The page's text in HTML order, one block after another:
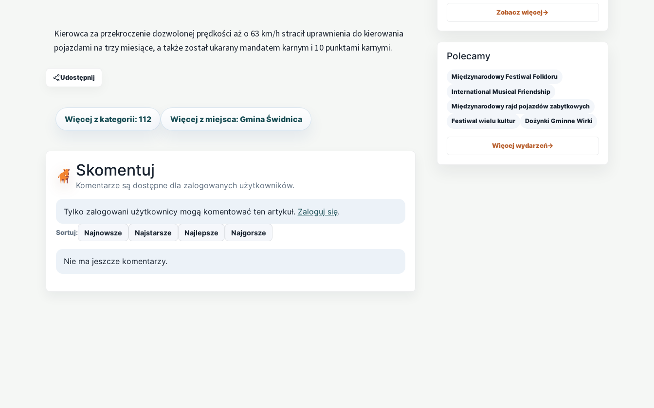
Kierowca za przekroczenie dozwolonej prędkości aż o 63 km/h stracił uprawnienia do kierowania
pojazdami na trzy miesiące, a także został ukarany mandatem karnym i 10 punktami karnymi.
Udostępnij
Więcej z kategorii: 112 Więcej z miejsca: Gmina Świdnica
Skomentuj
Komentarze są dostępne dla zalogowanych użytkowników.
Tylko zalogowani użytkownicy mogą komentować ten artykuł. Zaloguj się.
Sortuj: Najnowsze Najstarsze Najlepsze Najgorsze
Nie ma jeszcze komentarzy.
Zobacz więcej->
Polecamy
Międzynarodowy Festiwal Folkloru
International Musical Friendship
Międzynarodowy rajd pojazdów zabytkowych
Festiwal wielu kultur Dożynki Gminne Wirki
Więcej wydarzeń->